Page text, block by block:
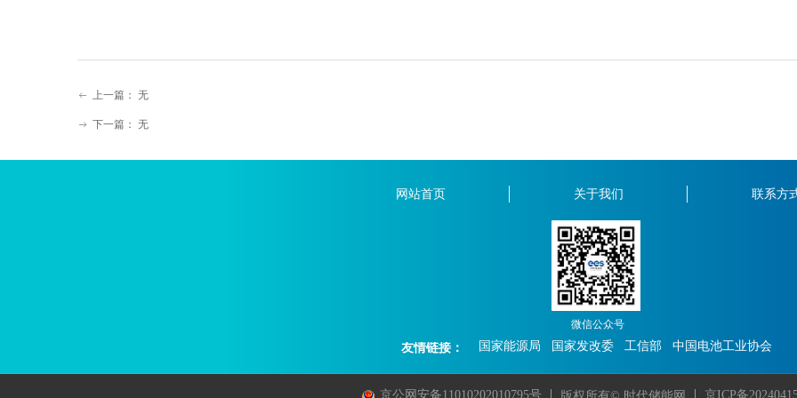
ꂃ 上一篇： 无
ꁹ 下一篇： 无
网站首页 关于我们 联系方
友情链接： 国家能源局 国家发改委 工信部 中国电池工业协会
微信公众号
京公网安备11010202010795号 京ICP备